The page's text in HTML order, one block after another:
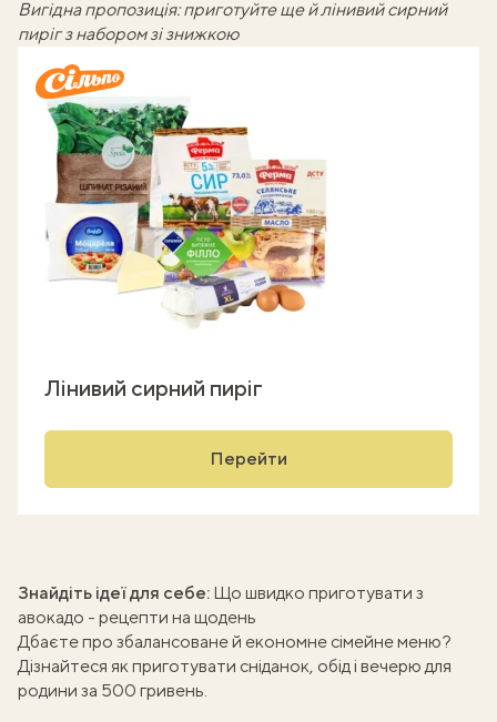
Вигідна пропозиція: приготуйте ще й лінивий сирний
пиріг з набором зі знижкою
Лінивий сирний пиріг
Перейти
Знайдіть ідеї для себе: Що швидко приготувати з
авокадо - рецепти на щодень
Дбаєте про збалансоване й економне сімейне меню?
Дізнайтеся як приготувати сніданок, обід і вечерю для
родини за 500 гривень.